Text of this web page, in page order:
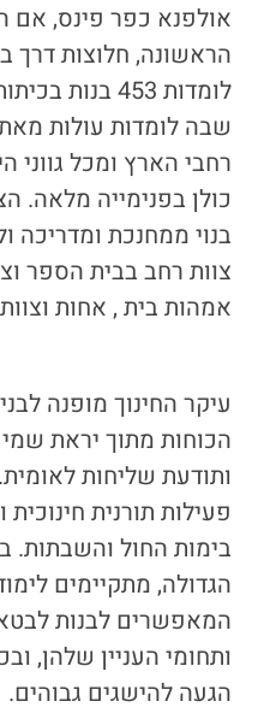
אולפנא כפר פינס, אם
הראשונה, חלוצות דרך
לומדות 453
שבה לומדות עולות
רחבי הארץ ומכל גווני
כולן בפנימייה מלאה.
בנוי ממחנכת ומדריכה
צוות רחב בבית הספר
אמהות בית , אחות
עיקר החינוך מופנה
הכוחות מתוך יראת
ותודעת שליחות
פעילות תורנית
בימות החול והשבתות.
הגדולה, מתקיימים
המאפשרים לבנות
ותחומי העניין שלהן,
הגעה להישגים גבוהים.